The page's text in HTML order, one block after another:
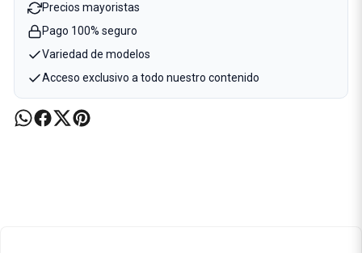
Precios mayoristas
Pago 100% seguro
Variedad de modelos
Acceso exclusivo a todo nuestro contenido